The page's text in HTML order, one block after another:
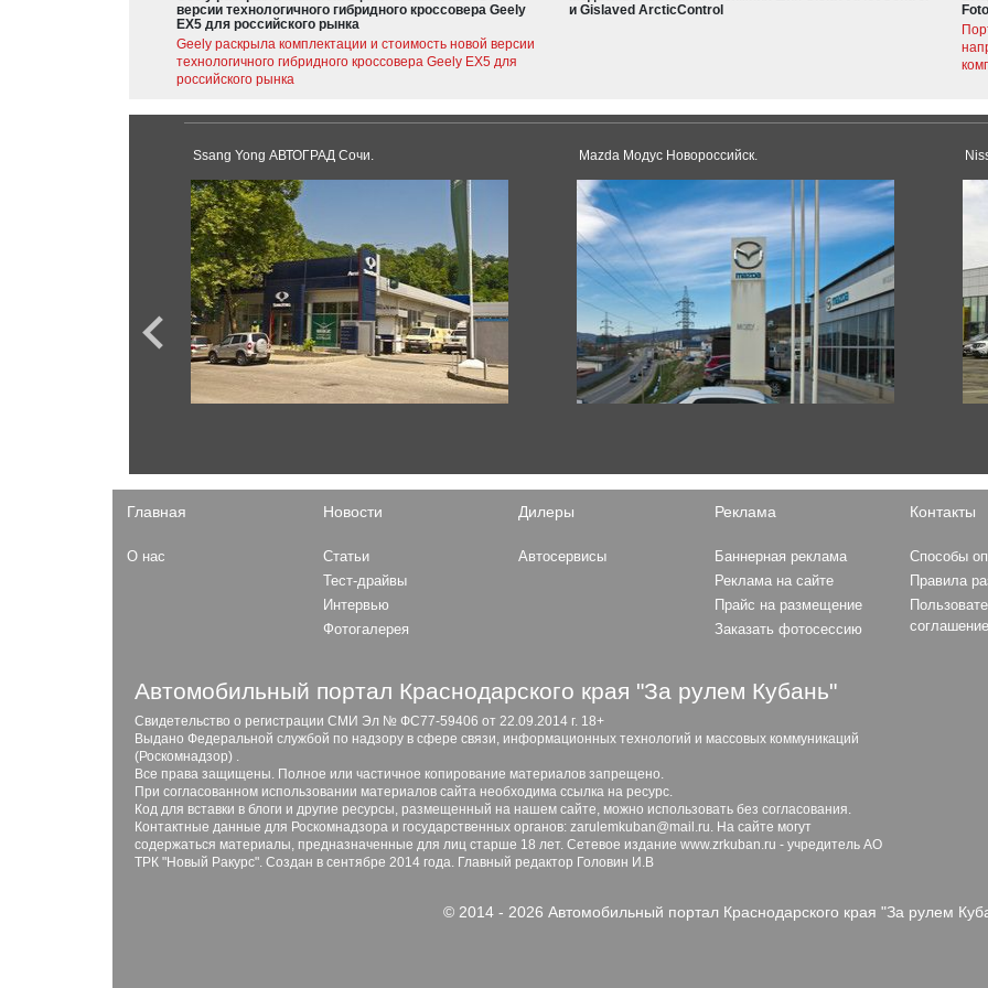
версии технологичного гибридного кроссовера Geely
EX5 для российского рынка
Geely раскрыла комплектации и стоимость новой версии
технологичного гибридного кроссовера Geely EX5 для
российского рынка
и Gislaved ArcticControl
Ssang Yong АВТОГРАД Сочи. Mazda Модус Новороссийск.
Главная
О нас
Новости
Статьи
Тест-драйвы
Интервью
Фотогалерея
Дилеры
Автосервисы
Реклама
Баннерная реклама
Реклама на сайте
Прайс на размещение
Заказать фотосессию
Контакты
Способы
Правила
соглашение
Автомобильный портал Краснодарского края "За рулем Кубань"
Свидетельство о регистрации СМИ Эл № ФС77-59406 от 22.09.2014 г. 18+
Выдано Федеральной службой по надзору в сфере связи, информационных технологий и массовых коммуникаций
(Роскомнадзор) .
Все права защищены. Полное или частичное копирование материалов запрещено.
При согласованном использовании материалов сайта необходима ссылка на ресурс.
Код для вставки в блоги и другие ресурсы, размещенный на нашем сайте, можно использовать без согласования.
Контактные данные для Роскомнадзора и государственных органов: zarulemkuban@mail.ru. На сайте могут
содержаться материалы, предназначенные для лиц старше 18 лет. Сетевое издание www.zrkuban.ru - учредитель АО
ТРК "Новый Ракурс". Создан в сентябре 2014 года. Главный редактор Головин И.В
© 2014 - 2026 Автомобильный портал Краснодарского края "За рулем